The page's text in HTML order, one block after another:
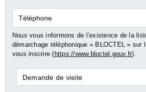
Téléphone
Nous vous informons de l’existence de la
démarchage téléphonique « BLOCTEL » sur
vous inscrire ( https://www.bloctel.gouv.fr).
Demande
*
Demande de visite